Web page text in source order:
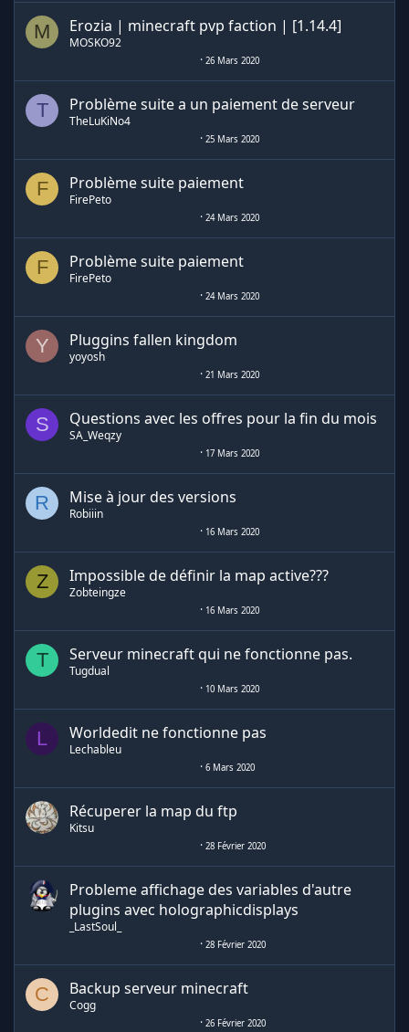
M Erozia | minecraft pvp faction | [1.14.4]
MOSKO92
26 Mars 2020
T Problème suite a un paiement de serveur
TheLuKiNo4
25 Mars 2020
F Problème suite paiement
FirePeto
24 Mars 2020
F Problème suite paiement
FirePeto
24 Mars 2020
Y Pluggins fallen kingdom
yoyosh
21 Mars 2020
S Questions avec les offres pour la fin du mois
SA_Weqzy
17 Mars 2020
R Mise à jour des versions
Robiiin
16 Mars 2020
Z Impossible de définir la map active???
Zobteingze
16 Mars 2020
T Serveur minecraft qui ne fonctionne pas.
Tugdual
10 Mars 2020
L Worldedit ne fonctionne pas
Lechableu
6 Mars 2020
Récuperer la map du ftp
Kitsu
28 Février 2020
Probleme affichage des variables d'autre
plugins avec holographicdisplays
_LastSoul_
28 Février 2020
C Backup serveur minecraft
Cogg
26 Février 2020